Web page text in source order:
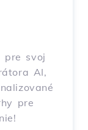
pre svoj
AI,
pre